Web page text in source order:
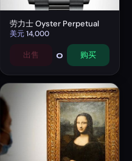
劳力士 Oyster Perpetual
美元14,000
出售 0 购买